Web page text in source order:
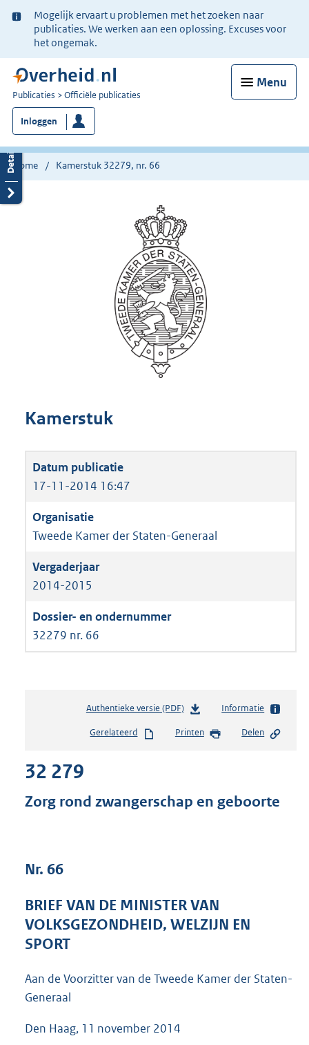
Ter
informatie:
Mogelijk ervaart u problemen met het zoeken naar
publicaties. We werken aan een oplossing. Excuses voor
het ongemak.
Menu
U
bent
nu
hier:
Publicaties Officiële publicaties
Inloggen
Home Kamerstuk 32279, nr. 66
Kamerstuk
17-11-2014 16:47
Tweede Kamer der Staten-Generaal
2014-2015
32279 nr. 66
Authentieke versie (PDF)b
s
s
e
:
b
Informatie
Gerelateerd Printen Delen
32 279
Zorg rond zwangerschap en geboorte
Nr. 66
BRIEF VAN DE MINISTER VAN
VOLKSGEZONDHEID, WELZIJN EN
SPORT
Aan de Voorzitter van de Tweede Kamer der Staten-
Generaal
Den Haag, 11 november 2014